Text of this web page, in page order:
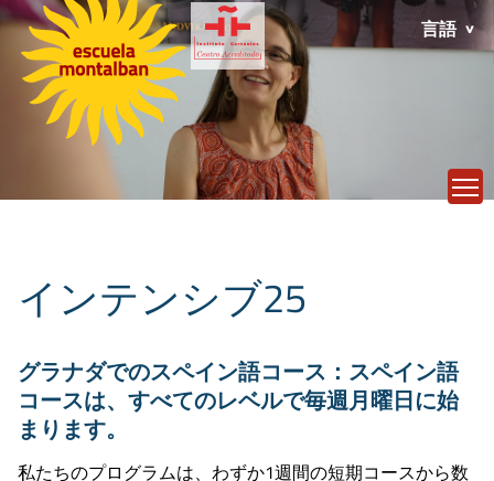
言語
インテンシブ25
グラナダでのスペイン語コース：スペイン語
コースは、すべてのレベルで毎週月曜日に始
まります。
私たちのプログラムは、わずか1週間の短期コースから数